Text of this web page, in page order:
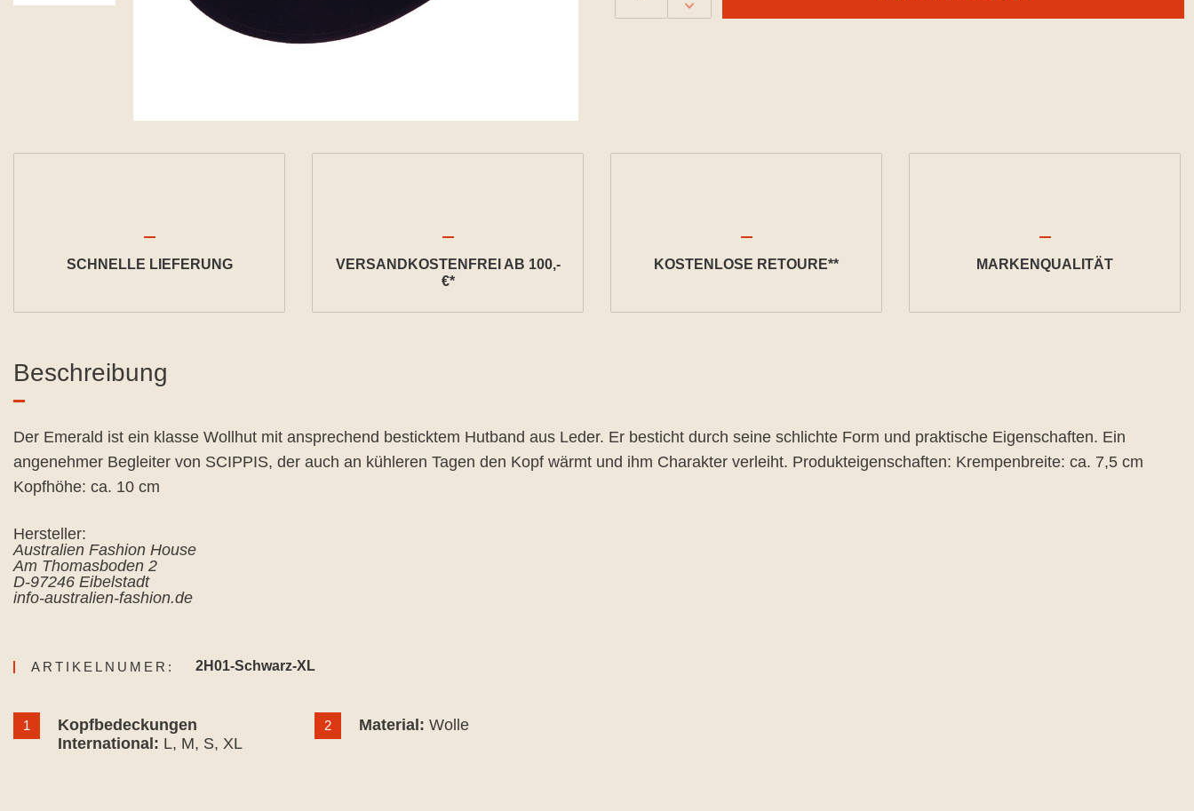
SCHNELLE LIEFERUNG
VERSANDKOSTENFREI AB 100,-
€*
KOSTENLOSE RETOURE** MARKENQUALITÄT
Beschreibung
Der Emerald ist ein klasse Wollhut mit ansprechend besticktem Hutband aus Leder. Er besticht durch seine schlichte Form und praktische Eigenschaften. Ein
angenehmer Begleiter von SCIPPIS, der auch an kühleren Tagen den Kopf wärmt und ihm Charakter verleiht. Produkteigenschaften: Krempenbreite: ca. 7,5 cm
Kopfhöhe: ca. 10 cm
Hersteller:
Australien Fashion House
Am Thomasboden 2
D-97246 Eibelstadt
info-australien-fashion.de
ARTIKELNUMER: 2H01-Schwarz-XL
1
Kopfbedeckungen
International: L, M, S, XL
2 Material: Wolle